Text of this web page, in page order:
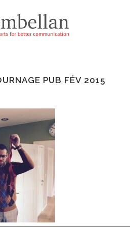
PUB FÉV 2015